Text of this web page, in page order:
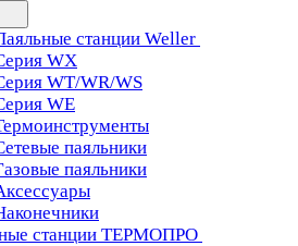
станции Weller
WX
WT/WR/WS
WE
паяльники
паяльники
станции ТЕРМОПРО